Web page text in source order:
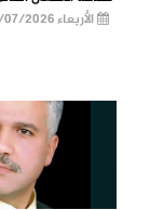
الأربعاء 08/07/2026